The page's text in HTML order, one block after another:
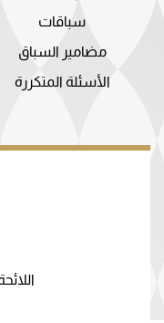
سباقات
مضامير السباق
الأسئلة المتكررة